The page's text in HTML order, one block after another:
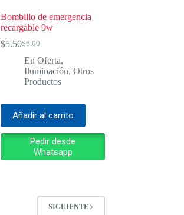
Bombillo de emergencia
recargable 9w
$6.00
El
precio
original
era:
$5.50El
precio
actual
es:
En Oferta,
Iluminación,Otros
Productos
Añadir al carrito
Pedir desde
Whatsapp
SIGUIENTE